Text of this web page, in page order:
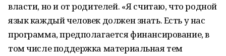
власти, но и от родителей. «Я считаю, что родной
язык каждый человек должен знать. Есть у нас
программа, предполагается финансирование, в
том числе поддержка материальная тем